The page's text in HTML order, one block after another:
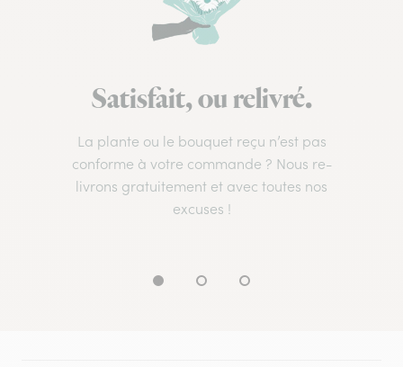
Satisfait, ou relivré.
La plante ou le bouquet reçu n’est pas
conforme à votre commande ? Nous re-
livrons gratuitement et avec toutes nos
excuses !